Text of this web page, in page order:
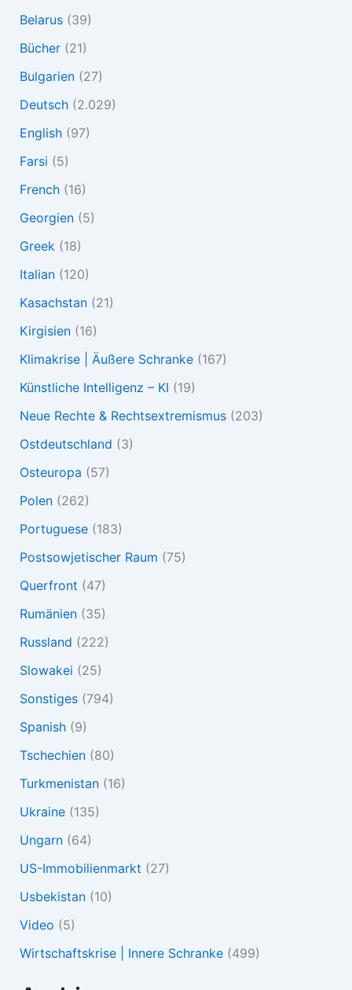
Belarus(39)
Bücher(21)
Bulgarien(27)
Deutsch(2.029)
English(97)
Farsi (5)
French(16)
Georgien(5)
Greek (18)
Italian(120)
Kasachstan(21)
Kirgisien(16)
Klimakrise | Äußere Schranke(167)
Künstliche Intelligenz – KI (19)
Neue Rechte & Rechtsextremismus(203)
Ostdeutschland (3)
Osteuropa (57)
Polen(262)
Portuguese(183)
Postsowjetischer Raum (75)
Querfront (47)
Rumänien(35)
Russland (222)
Slowakei (25)
Sonstiges(794)
Spanish(9)
Tschechien(80)
Turkmenistan(16)
Ukraine(135)
Ungarn(64)
US-Immobilienmarkt (27)
Usbekistan(10)
Video (5)
Wirtschaftskrise | Innere Schranke(499)